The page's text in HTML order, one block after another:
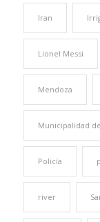
Iran
Lionel Messi
Mendoza
Municipalidad
Policía
river